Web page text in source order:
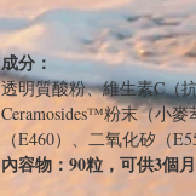
成分：
透明質酸粉、維生素C（
Ceramosides™粉末（小
（E460）、二氧化矽（
內容物：90粒，可供3個